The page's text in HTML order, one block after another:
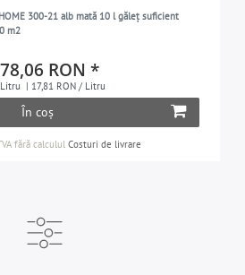
300-21 alb mată 10 l găleț suficient
m2
RON *
Litru | 17,81 RON / Litru
În coș
fără calculul Costuri de livrare